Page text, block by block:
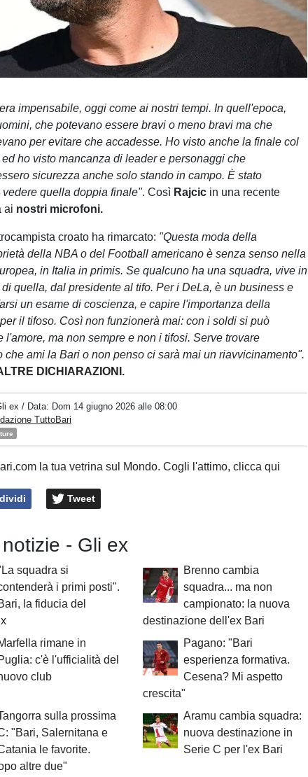
impensabile, oggi come ai nostri tempi. In quell'epoca,
che potevano essere bravi o meno bravi ma che
per evitare che accadesse. Ho visto anche la finale col
ho visto mancanza di leader e personaggi che
sicurezza anche solo stando in campo. È stato
vedere quella doppia finale". Così Rajcic in una recente
ai nostri microfoni.
croato ha rimarcato: "Questa moda della
della NBA o del Football americano è senza senso nella
in Italia in primis. Se qualcuno ha una squadra, vive in
quella, dal presidente al tifo. Per i DeLa, è un business e
un esame di coscienza, e capire l'importanza della
il tifoso. Così non funzionerà mai: con i soldi si può
l'amore, ma non sempre e non i tifosi. Serve trovare
che ami la Bari o non penso ci sarà mai un riavvicinamento".
DICHIARAZIONI.
ex / Data: Dom 14 giugno 2026 alle 08:00
TuttoBari
la tua vetrina sul Mondo. Cogli l'attimo, clicca qui
Tweet
- Gli ex
squadra si
i primi posti".
la fiducia del
Brenno cambia
squadra... ma non
campionato: la nuova
destinazione dell'ex Bari
rimane in
c'è l'ufficialità del
club
Pagano: "Bari
esperienza formativa.
Cesena? Mi aspetto
crescita"
sulla prossima
"Bari, Salernitana e
le favorite.
altre due"
Aramu cambia squadra:
nuova destinazione in
Serie C per l'ex Bari